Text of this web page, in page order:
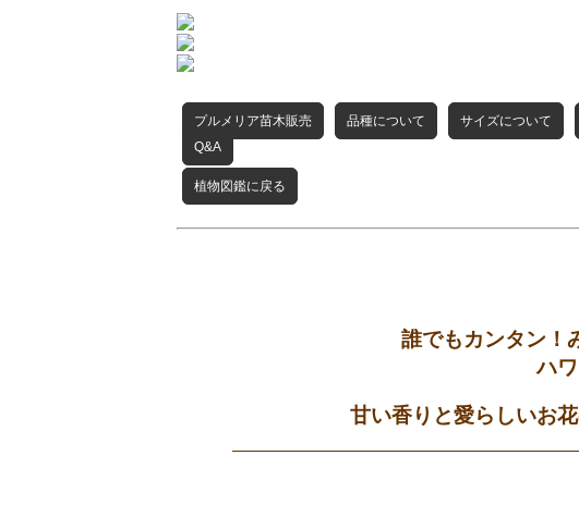
プルメリア苗木販売 品種について サイズについて
Q&A
植物図鑑に戻る
誰でもカンタン！
ハ
甘い香りと愛らしいお